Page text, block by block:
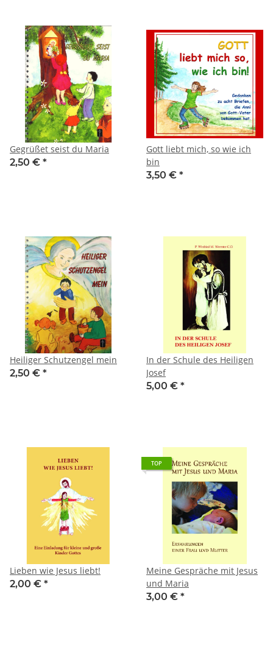
Gegrüßet seist du Maria
2,50 € *
Gott liebt mich, so wie ich
bin
3,50 € *
Heiliger Schutzengel mein
2,50 € *
In der Schule des Heiligen
Josef
5,00 € *
Lieben wie Jesus liebt!
2,00 € *
TOP
Meine Gespräche mit Jesus
und Maria
3,00 € *